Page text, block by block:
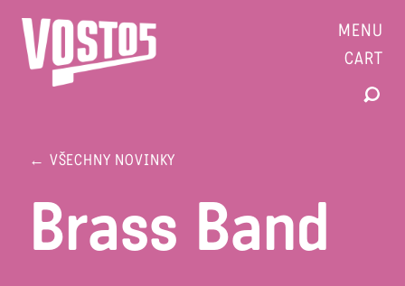
MENU
CART
← VŠECHNY NOVINKY
Brass Band